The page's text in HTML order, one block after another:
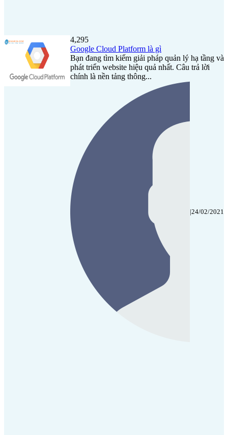
4,295
Google Cloud Platform là gì
Bạn đang tìm kiếm giải pháp quản lý hạ tầng và
phát triển website hiệu quả nhất. Câu trả lời
chính là nền tảng thông...
|24/02/2021